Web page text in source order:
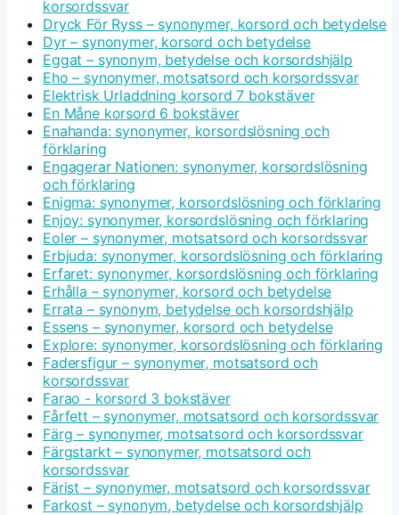
korsordssvar
Dryck För Ryss – synonymer, korsord och betydelse
Dyr – synonymer, korsord och betydelse
Eggat – synonym, betydelse och korsordshjälp
Eho – synonymer, motsatsord och korsordssvar
Elektrisk Urladdning korsord 7 bokstäver
En Måne korsord 6 bokstäver
Enahanda: synonymer, korsordslösning och
förklaring
Engagerar Nationen: synonymer, korsordslösning
och förklaring
Enigma: synonymer, korsordslösning och förklaring
Enjoy: synonymer, korsordslösning och förklaring
Eoler – synonymer, motsatsord och korsordssvar
Erbjuda: synonymer, korsordslösning och förklaring
Erfaret: synonymer, korsordslösning och förklaring
Erhålla – synonymer, korsord och betydelse
Errata – synonym, betydelse och korsordshjälp
Essens – synonymer, korsord och betydelse
Explore: synonymer, korsordslösning och förklaring
Fadersfigur – synonymer, motsatsord och
korsordssvar
Farao - korsord 3 bokstäver
Fårfett – synonymer, motsatsord och korsordssvar
Färg – synonymer, motsatsord och korsordssvar
Färgstarkt – synonymer, motsatsord och
korsordssvar
Färist – synonymer, motsatsord och korsordssvar
Farkost – synonym, betydelse och korsordshjälp